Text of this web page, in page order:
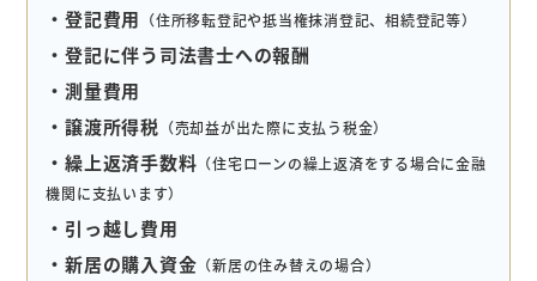
・登記費用 （住所移転登記や抵当権抹消登記、相続登記等）
・登記に伴う司法書士への報酬
・測量費用
・譲渡所得税 （売却益が出た際に支払う税金）
・繰上返済手数料 （住宅ローンの繰上返済をする場合に金融
機関に支払います）
・引っ越し費用
・新居の購入資金 （新居の住み替えの場合）